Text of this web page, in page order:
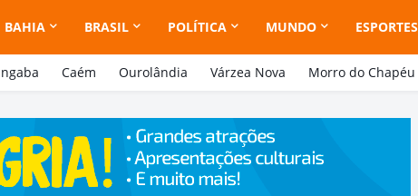
BAHIA BRASIL POLÍTICA MUNDO ESPORTES
Caém Ourolândia Várzea Nova Morro do Chapéu